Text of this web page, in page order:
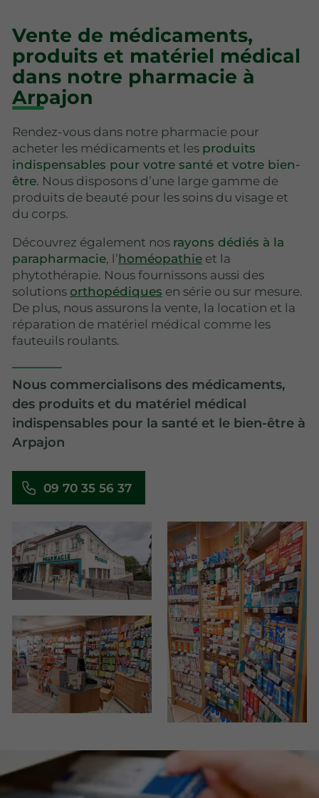
Vente de médicaments,
produits et matériel médical
dans notre pharmacie à
Arpajon
Rendez-vous dans notre pharmacie pour
acheter les médicaments et les produits
indispensables pour votre santé et votre bien-
être. Nous disposons d’une large gamme de
produits de beauté pour les soins du visage et
du corps.
Découvrez également nos rayons dédiés à la
parapharmacie, l’homéopathie et la
phytothérapie. Nous fournissons aussi des
solutions orthopédiques en série ou sur mesure.
De plus, nous assurons la vente, la location et la
réparation de matériel médical comme les
fauteuils roulants.
Nous commercialisons des médicaments,
des produits et du matériel médical
indispensables pour la santé et le bien-être à
Arpajon
09 70 35 56 37